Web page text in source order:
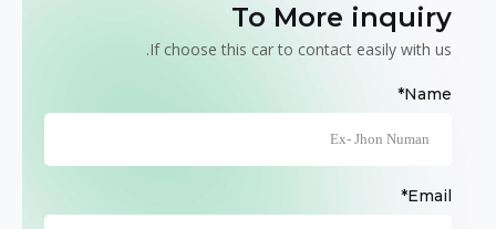
To More inquiry
If choose this car to contact easily with us.
Name*
Email*